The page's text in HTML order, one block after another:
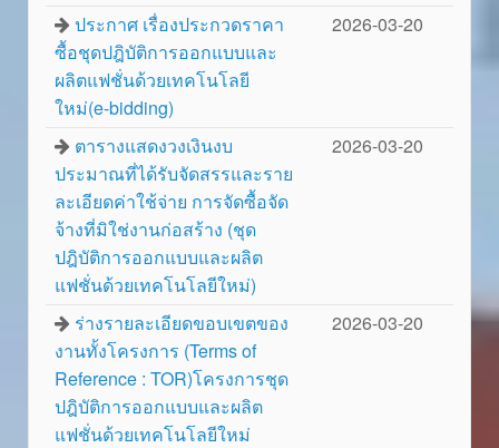
ประกาศ เรื่องประกวดราคา
ซื้อชุดปฎิบัติการออกแบบและ
ผลิตแฟชั่นด้วยเทคโนโลยี
ใหม่(e-bidding)
2026-03-20
ตารางแสดงวงเงินงบ
ประมาณที่ได้รับจัดสรรและราย
ละเอียดค่าใช้จ่าย การจัดซื้อจัด
จ้างที่มิใช่งานก่อสร้าง (ชุด
ปฎิบัติการออกแบบและผลิต
แฟชั่นด้วยเทคโนโลยีใหม่)
2026-03-20
ร่างรายละเอียดขอบเขตของ
งานทั้งโครงการ (Terms of
Reference : TOR)โครงการชุด
ปฎิบัติการออกแบบและผลิต
แฟชั่นด้วยเทคโนโลยีใหม่
2026-03-20